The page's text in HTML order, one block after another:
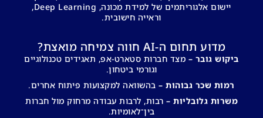
יישום אלגוריתמים של למידת מכונה, Deep Learning,
וראייה חישובית.
מדוע תחום ה-AI חווה צמיחה מואצת?
ביקוש גובר – מצד חברות סטארט-אפ, תאגידים טכנולוגיים
וגורמי ביטחון.
רמות שכר גבוהות –בהשוואה למקצועות פיתוח אחרים.
משרות גלובליות – רבות, לרבות עבודה מרחוק מול חברות
בין־לאומיות.